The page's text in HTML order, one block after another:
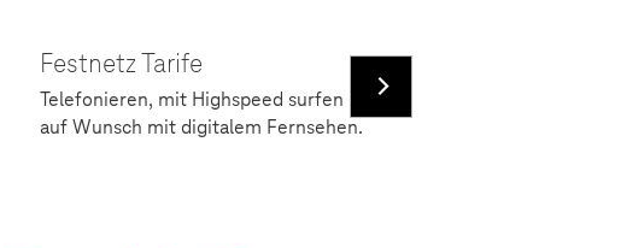
Festnetz Tarife
Telefonieren, mit Highspeed surfen und
auf Wunsch mit digitalem Fernsehen.